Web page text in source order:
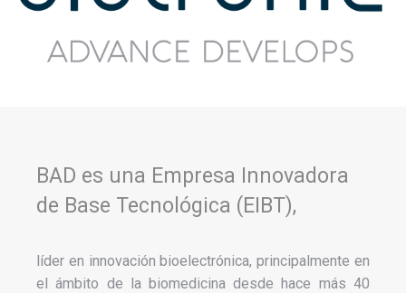
BAD es una Empresa Innovadora
de Base Tecnológica (EIBT),
líder en innovación bioelectrónica, principalmente en
el ámbito de la biomedicina desde hace más 40